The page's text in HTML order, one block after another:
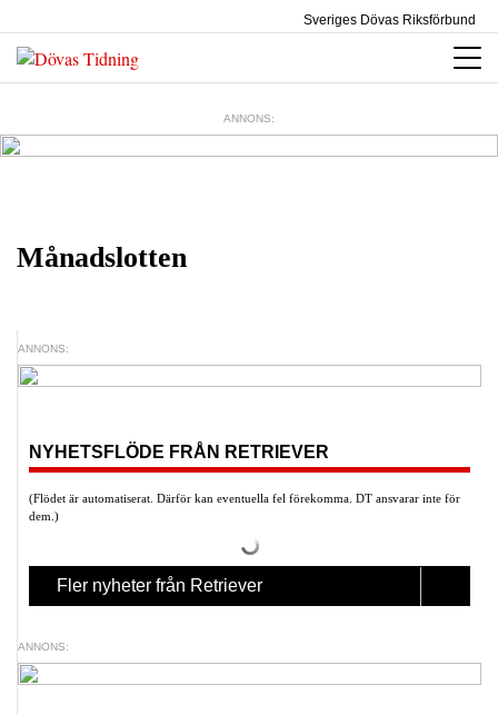
Sveriges Dövas Riksförbund
ANNONS:
Månadslotten
ANNONS:
NYHETSFLÖDE FRÅN RETRIEVER
(Flödet är automatiserat. Därför kan eventuella fel förekomma. DT ansvarar inte för
dem.)
Fler nyheter från Retriever
ANNONS: